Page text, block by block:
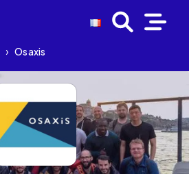
› Osaxis